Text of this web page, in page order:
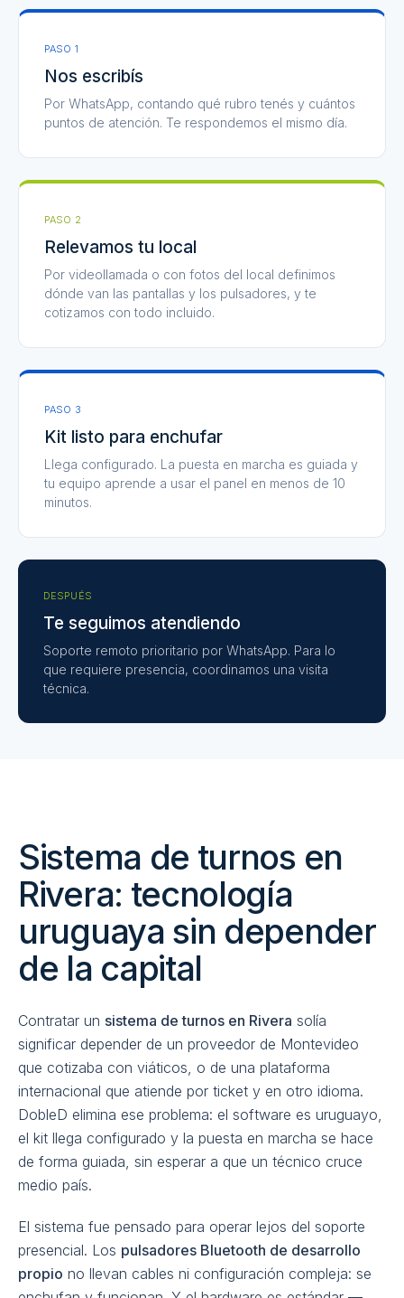
PASO 1
Nos escribís
Por WhatsApp, contando qué rubro tenés y cuántos
puntos de atención. Te respondemos el mismo día.
PASO 2
Relevamos tu local
Por videollamada o con fotos del local definimos
dónde van las pantallas y los pulsadores, y te
cotizamos con todo incluido.
PASO 3
Kit listo para enchufar
Llega configurado. La puesta en marcha es guiada y
tu equipo aprende a usar el panel en menos de 10
minutos.
DESPUÉS
Te seguimos atendiendo
Soporte remoto prioritario por WhatsApp. Para lo
que requiere presencia, coordinamos una visita
técnica.
Sistema de turnos en
Rivera: tecnología
uruguaya sin depender
de la capital
Contratar un sistema de turnos en Rivera solía
significar depender de un proveedor de Montevideo
que cotizaba con viáticos, o de una plataforma
internacional que atiende por ticket y en otro idioma.
DobleD elimina ese problema: el software es uruguayo,
el kit llega configurado y la puesta en marcha se hace
de forma guiada, sin esperar a que un técnico cruce
medio país.
El sistema fue pensado para operar lejos del soporte
presencial. Los pulsadores Bluetooth de desarrollo
propio no llevan cables ni configuración compleja: se